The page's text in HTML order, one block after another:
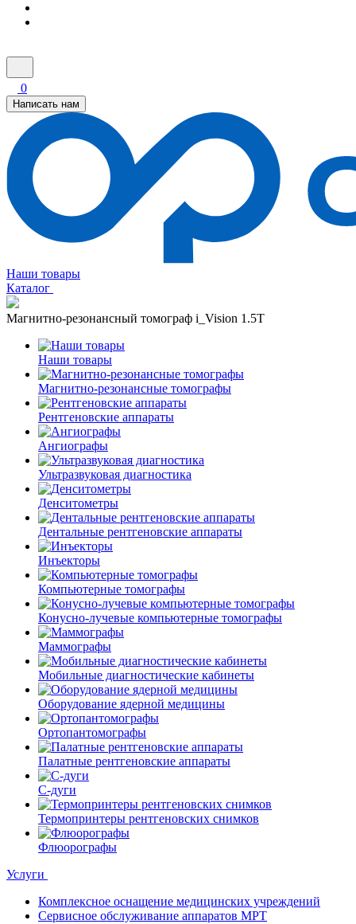
0
Написать нам
Наши товары
Каталог
Магнитно-резонансный томограф i_Vision 1.5T
Наши товары
Магнитно-резонансные томографы
Рентгеновские аппараты
Ангиографы
Ультразвуковая диагностика
Денситометры
Дентальные рентгеновские аппараты
Инъекторы
Компьютерные томографы
Конусно-лучевые компьютерные томографы
Маммографы
Мобильные диагностические кабинеты
Оборудование ядерной медицины
Ортопантомографы
Палатные рентгеновские аппараты
С-дуги
Термопринтеры рентгеновских снимков
Флюорографы
Услуги
Комплексное оснащение медицинских учреждений
Сервисное обслуживание аппаратов МРТ